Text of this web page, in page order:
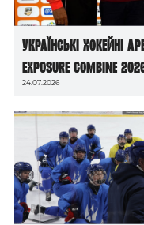
Українські хокейні
Exposure Combine
24.07.2026